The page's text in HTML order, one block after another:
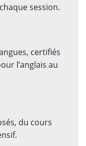
session.
certifiés
l’anglais au
du cours